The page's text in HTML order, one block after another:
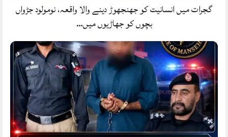
گجرات میں انسانیت کو جھنجھوڑ دینے والا واقعہ، نومولود جڑواں
بچوں کو جھاڑیوں میں…